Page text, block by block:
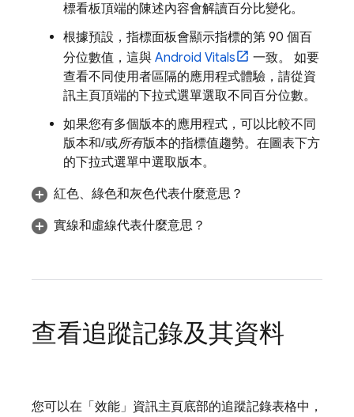
標看板頂端的陳述內容會解讀百分比變化。
根據預設，指標面板會顯示指標的第 90 個百
分位數值，這與 Android Vitals
一致。 如要
查看不同使用者區隔的應用程式體驗，請從資
訊主頁頂端的下拉式選單選取不同百分位數。
如果您有多個版本的應用程式，可以比較不同
版本和/或所有版本的指標值趨勢。在圖表下方
的下拉式選單中選取版本。
紅色、綠色和灰色代表什麼意思？
實線和虛線代表什麼意思？
查看追蹤記錄及其資料
您可以在「效能」資訊主頁底部的追蹤記錄表格中，